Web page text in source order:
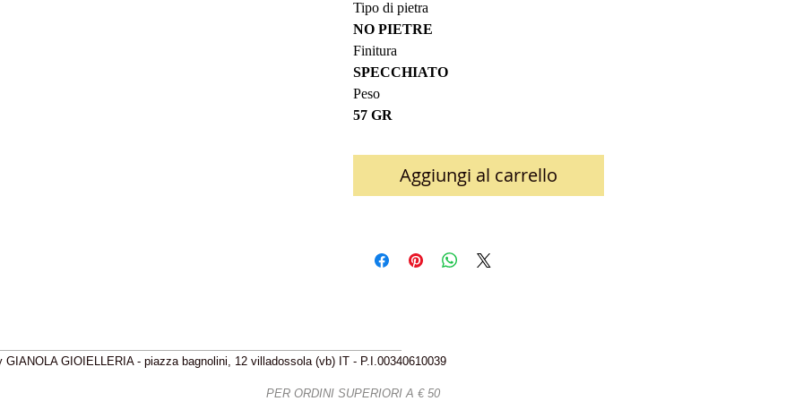
Tipo di pietra
NO PIETRE
Finitura
SPECCHIATO
Peso
57 GR
Aggiungi al carrello
GIANOLA GIOIELLERIA - piazza bagnolini, 12 villadossola (vb) IT - P.I.00340610039
PER ORDINI SUPERIORI A € 50